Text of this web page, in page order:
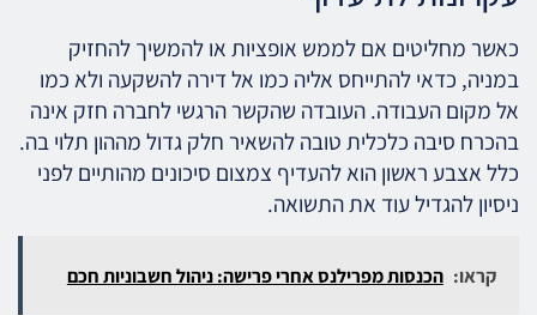
כאשר מחליטים אם לממש אופציות או להמשיך להחזיק
במניה, כדאי להתייחס אליה כמו אל דירה להשקעה ולא כמו
אל מקום העבודה. העובדה שהקשר הרגשי לחברה חזק אינה
בהכרח סיבה כלכלית טובה להשאיר חלק גדול מההון תלוי בה.
כלל אצבע ראשון הוא להעדיף צמצום סיכונים מהותיים לפני
ניסיון להגדיל עוד את התשואה.
קראו: הכנסות מפרילנס אחרי פרישה: ניהול חשבוניות חכם